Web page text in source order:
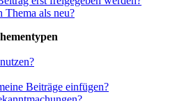
Thema als neu?
Beiträge einfügen?